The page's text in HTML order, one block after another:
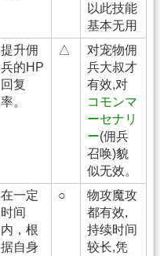
以此技能
基本无用
提升佣
兵的HP
回复
率。
△
对宠物佣
兵大叔才
有效,对
コモンマ
ーセナリ
ー(佣兵
召唤)貌
似无效。
在一定
时间
内，根
据自身
○
物攻魔攻
都有效,
持续时间
较长,凭